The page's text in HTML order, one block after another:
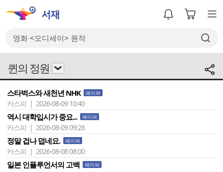
퀸의 정원
스타벅스와 새천년 NHK 페이퍼
카스피 | 2026-08-09 10:40
역시 대학입시가 중요... 페이퍼
카스피 | 2026-08-09 09:28
정말 겁나 덥네요. 페이퍼
카스피 | 2026-08-08 08:00
일본 인플루언서의 고백 페이퍼